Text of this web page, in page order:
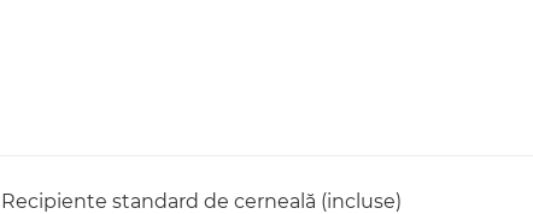
Recipiente standard de cerneală (incluse)